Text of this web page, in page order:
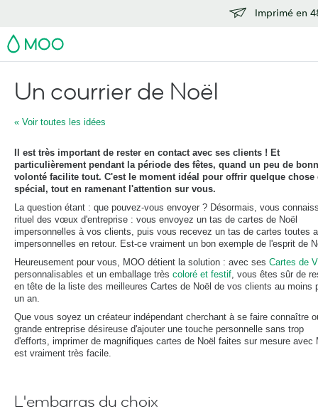
Imprimé en
MOO
Un courrier de Noël
« Voir toutes les idées
Il est très important de rester en contact avec ses clients ! Et
particulièrement pendant la période des fêtes, quand un peu de
volonté facilite tout. C'est le moment idéal pour offrir quelque chose
spécial, tout en ramenant l'attention sur vous.
La question étant : que pouvez-vous envoyer ? Désormais, vous
rituel des vœux d'entreprise : vous envoyez un tas de cartes de Noël
impersonnelles à vos clients, puis vous recevez un tas de cartes toutes
impersonnelles en retour. Est-ce vraiment un bon exemple de l'esprit de
Heureusement pour vous, MOO détient la solution : avec ses Cartes de
personnalisables et un emballage très coloré et festif, vous êtes sûr de
en tête de la liste des meilleures Cartes de Noël de vos clients au moins
un an.
Que vous soyez un créateur indépendant cherchant à se faire connaître
grande entreprise désireuse d'ajouter une touche personnelle sans trop
d'efforts, imprimer de magnifiques cartes de Noël faites sur mesure avec
est vraiment très facile.
L'embarras du choix